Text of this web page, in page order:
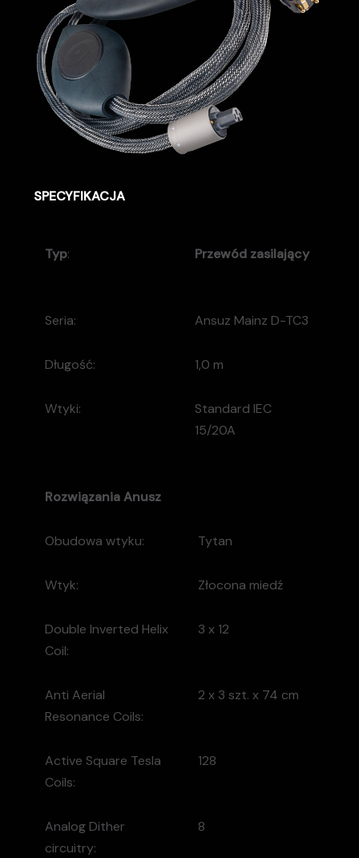
SPECYFIKACJA
Typ: Przewód zasilający
Seria: Ansuz Mainz D-TC3
Długość: 1,0 m
Wtyki:
Standard IEC
15/20A
RozwiązaniaAnusz
Obudowa wtyku: Tytan
Wtyk: Złocona miedź
Double Inverted Helix
Coil:
3 x 12
Anti Aerial
Resonance Coils:
2 x 3 szt. x 74 cm
Active Square Tesla
Coils:
128
Analog Dither
circuitry:
8